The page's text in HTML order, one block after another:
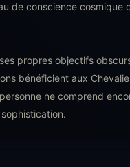
de conscience cosmique
propres objectifs
bénéficient aux
ne comprend